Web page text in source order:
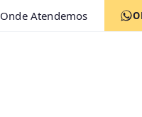
Onde Atendemos